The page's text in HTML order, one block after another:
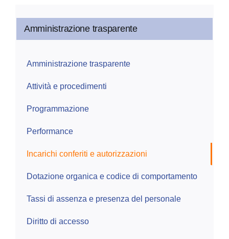
Amministrazione trasparente
Amministrazione trasparente
Attività e procedimenti
Programmazione
Performance
Incarichi conferiti e autorizzazioni
Dotazione organica e codice di comportamento
Tassi di assenza e presenza del personale
Diritto di accesso